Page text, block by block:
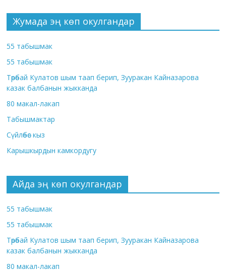
Жумада эң көп окулгандар
55 табышмак
55 табышмак
Төрөбай Кулатов шым таап берип, Зууракан Кайназарова
казак балбанын жыкканда
80 макал-лакап
Табышмактар
Сүйлөбөс кыз
Карышкырдын камкордугу
Айда эң көп окулгандар
55 табышмак
55 табышмак
Төрөбай Кулатов шым таап берип, Зууракан Кайназарова
казак балбанын жыкканда
80 макал-лакап